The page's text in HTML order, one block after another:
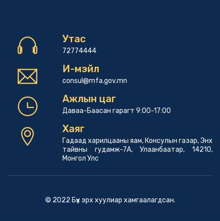
Утас
72774444
И-мэйл
consul@mfa.gov.mn
Ажлын цаг
Даваа-Баасан гарагт 9:00-17:00
Хаяг
Гадаад харилцааны яам, Консулын газар, Энх
тайвны гудамж-7А, Улаанбаатар, 14210,
Монгол Улс
© 2022 Бүх эрх хуулиар хамгаалагдсан.